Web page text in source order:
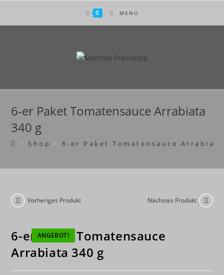
0 MENÜ
6-er Paket Tomatensauce Arrabiata
340 g
> Shop > 6-er Paket Tomatensauce
ANGEBOT!
Vorheriges Produkt Nächstes Produkt
6-er Paket Tomatensauce
Arrabiata 340 g